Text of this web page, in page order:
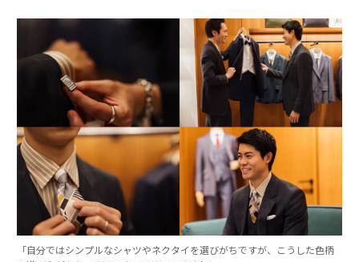
「自分ではシンプルなシャツやネクタイを選びがちですが、こうした色柄